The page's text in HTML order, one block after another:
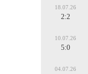
18.07.26
2:2
10.07.26
5:0
04.07.26